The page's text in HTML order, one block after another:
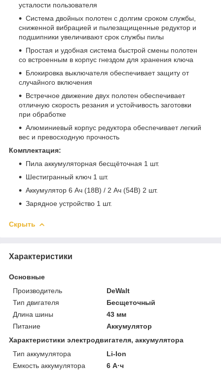
усталости пользователя
Система двойных полотен с долгим сроком службы,
сниженной вибрацией и пылезащищенные редуктор и
подшипники увеличивают срок службы пилы
Простая и удобная система быстрой смены полотен
со встроенным в корпус гнездом для хранения ключа
Блокировка выключателя обеспечивает защиту от
случайного включения
Встречное движение двух полотен обеспечивает
отличную скорость резания и устойчивость заготовки
при обработке
Алюминиевый корпус редуктора обеспечивает легкий
вес и превосходную прочность
Комплектация:
Пила аккумуляторная бесщёточная 1 шт.
Шестигранный ключ 1 шт.
Аккумулятор 6 Ач (18В) / 2 Ач (54В) 2 шт.
Зарядное устройство 1 шт.
Скрыть
Характеристики
Основные
Производитель
DeWalt
Тип двигателя
Бесщеточный
Длина шины
43 мм
Питание
Аккумулятор
Характеристики электродвигателя, аккумулятора
Тип аккумулятора
Li-Ion
Емкость аккумулятора
6 А·ч